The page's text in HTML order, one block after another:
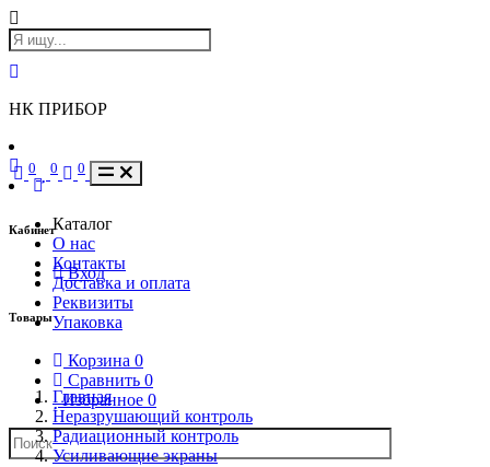
НК ПРИБОР
Кабинет
Вход
Товары
Корзина 0
Сравнить 0
Избранное 0
0 0 0
Каталог
О нас
Контакты
Доставка и оплата
Реквизиты
Упаковка
Главная
Неразрушающий контроль
Радиационный контроль
Усиливающие экраны